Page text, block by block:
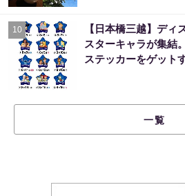
10
【日本橋三越】ディ
スターキャラが集結
ステッカーをゲット
一覧